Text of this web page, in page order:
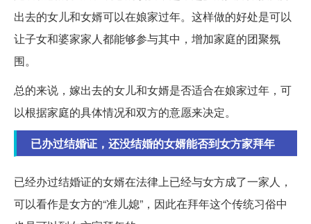
出去的女儿和女婿可以在娘家过年。这样做的好处是可以
让子女和婆家家人都能够参与其中，增加家庭的团聚氛
围。
总的来说，嫁出去的女儿和女婿是否适合在娘家过年，可
以根据家庭的具体情况和双方的意愿来决定。
已办过结婚证，还没结婚的女婿能否到女方家拜年
已经办过结婚证的女婿在法律上已经与女方成了一家人，
可以看作是女方的“准儿媳”，因此在拜年这个传统习俗中